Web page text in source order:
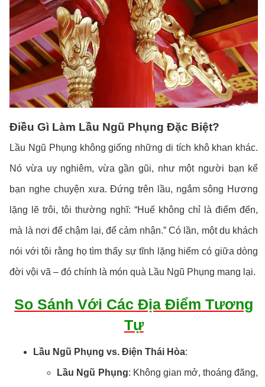
Điều Gì Làm Lầu Ngũ Phụng Đặc Biệt?
Lầu Ngũ Phụng không giống những di tích khô khan khác.
Nó vừa uy nghiêm, vừa gần gũi, như một người bạn kể
bạn nghe chuyện xưa. Đứng trên lầu, ngắm sông Hương
lặng lẽ trôi, tôi thường nghĩ: “Huế không chỉ là điểm đến,
mà là nơi để chậm lại, để cảm nhận.” Có lần, một du khách
nói với tôi rằng họ tìm thấy sự tĩnh lặng hiếm có giữa dòng
đời vội vã – đó chính là món quà Lầu Ngũ Phụng mang lại.
So Sánh Với Các Địa Điểm Tương
Tự
Lầu Ngũ Phụng vs. Điện Thái Hòa:
Lầu Ngũ Phụng: Không gian mở, thoáng đãng,